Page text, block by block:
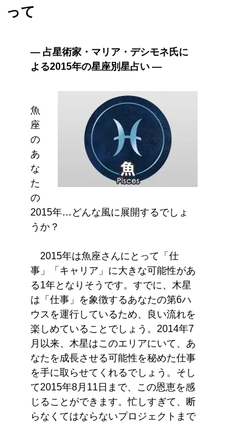
って
― 占星術家・マリア・デシモネ氏に
よる2015年の星座別星占い ―
魚
座
の
あ
な
た
の
2015年…どんな風に展開するでしょ
うか？
2015年は魚座さんにとって「仕
事」「キャリア」に大きな可能性があ
る1年となりそうです。すでに、木星
は「仕事」を象徴するあなたの第6ハ
ウスを運行しているため、良い流れを
楽しめていることでしょう。2014年7
月以来、木星はこのエリアにいて、あ
なたを成長させる可能性を秘めた仕事
を手に取らせてくれるでしょう。そし
て2015年8月11日まで、この恩恵を感
じることができます。忙しすぎて、断
らなくてはならないプロジェクトまで